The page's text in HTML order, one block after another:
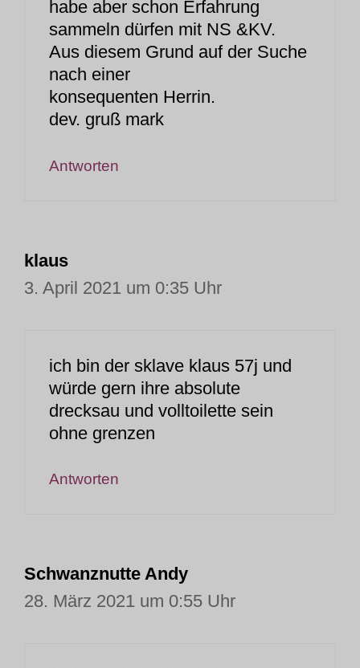
habe aber schon Erfahrung
sammeln dürfen mit NS &KV.
Aus diesem Grund auf der Suche
nach einer
konsequenten Herrin.
dev. gruß mark
Antworten
klaus
3. April 2021 um 0:35 Uhr
ich bin der sklave klaus 57j und
würde gern ihre absolute
drecksau und volltoilette sein
ohne grenzen
Antworten
Schwanznutte Andy
28. März 2021 um 0:55 Uhr